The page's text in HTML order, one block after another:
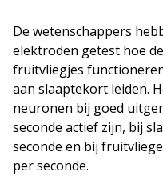
De wetenschappers
elektroden getest hoe
fruitvliegjes
aan slaaptekort leiden.
neuronen bij goed
seconde actief zijn, bij
seconde en bij
per seconde.